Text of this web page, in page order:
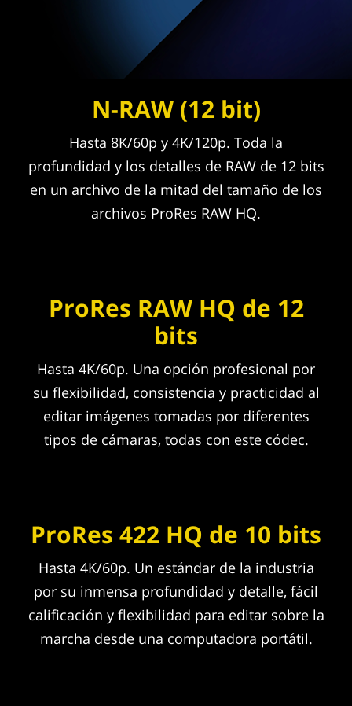
N-RAW (12 bit)
Hasta 8K/60p y 4K/120p. Toda la
profundidad y los detalles de RAW de 12 bits
en un archivo de la mitad del tamaño de los
archivos ProRes RAW HQ.
ProRes RAW HQ de 12
bits
Hasta 4K/60p. Una opción profesional por
su flexibilidad, consistencia y practicidad al
editar imágenes tomadas por diferentes
tipos de cámaras, todas con este códec.
ProRes 422 HQ de 10 bits
Hasta 4K/60p. Un estándar de la industria
por su inmensa profundidad y detalle, fácil
calificación y flexibilidad para editar sobre la
marcha desde una computadora portátil.